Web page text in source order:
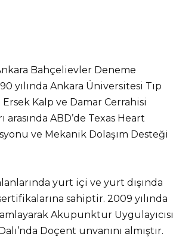
Bahçelievler Deneme
yılında Ankara Üniversitesi Tıp
Kalp ve Damar Cerrahisi
arasında ABD’de Texas Heart
ve Mekanik Dolaşım Desteği
yurt içi ve yurt dışında
sahiptir. 2009 yılında
Akupunktur Uygulayıcısı
Doçent unvanını almıştır.